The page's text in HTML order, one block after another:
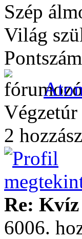
Szép
Világ
2
Re:
6006.